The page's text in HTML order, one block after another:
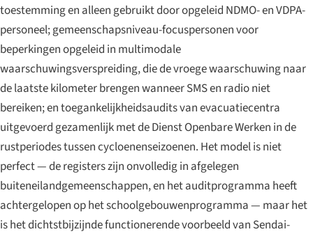
toestemming en alleen gebruikt door opgeleid NDMO- en VDPA-
personeel; gemeenschapsniveau-focuspersonen voor
beperkingen opgeleid in multimodale
waarschuwingsverspreiding, die de vroege waarschuwing naar
de laatste kilometer brengen wanneer SMS en radio niet
bereiken; en toegankelijkheidsaudits van evacuatiecentra
uitgevoerd gezamenlijk met de Dienst Openbare Werken in de
rustperiodes tussen cycloenenseizoenen. Het model is niet
perfect — de registers zijn onvolledig in afgelegen
buiteneilandgemeenschappen, en het auditprogramma heeft
achtergelopen op het schoolgebouwenprogramma — maar het
is het dichtstbijzijnde functionerende voorbeeld van Sendai-